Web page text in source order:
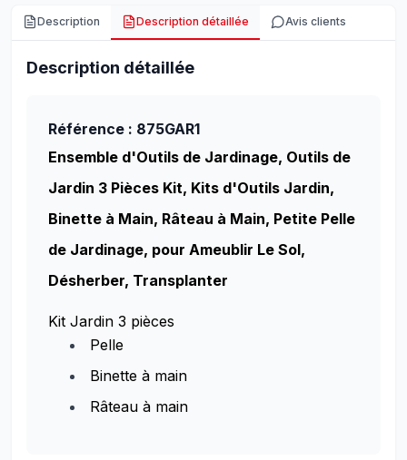
Description Description détaillée Avis clients
Description détaillée
Référence : 875GAR1
Ensemble d'Outils de Jardinage, Outils de
Jardin 3 Pièces Kit, Kits d'Outils Jardin,
Binette à Main, Râteau à Main, Petite Pelle
de Jardinage, pour Ameublir Le Sol,
Désherber, Transplanter
Kit Jardin 3 pièces
Pelle
Binette à main
Râteau à main